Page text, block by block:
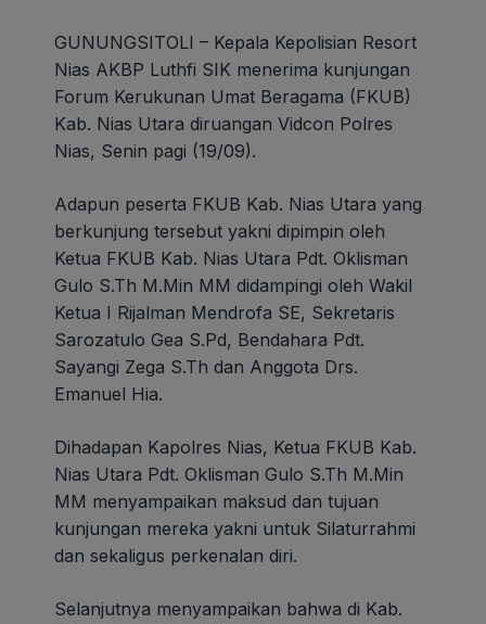
GUNUNGSITOLI – Kepala Kepolisian Resort
Nias AKBP Luthfi SIK menerima kunjungan
Forum Kerukunan Umat Beragama (FKUB)
Kab. Nias Utara diruangan Vidcon Polres
Nias, Senin pagi (19/09).
Adapun peserta FKUB Kab. Nias Utara yang
berkunjung tersebut yakni dipimpin oleh
Ketua FKUB Kab. Nias Utara Pdt. Oklisman
Gulo S.Th M.Min MM didampingi oleh Wakil
Ketua I Rijalman Mendrofa SE, Sekretaris
Sarozatulo Gea S.Pd, Bendahara Pdt.
Sayangi Zega S.Th dan Anggota Drs.
Emanuel Hia.
Dihadapan Kapolres Nias, Ketua FKUB Kab.
Nias Utara Pdt. Oklisman Gulo S.Th M.Min
MM menyampaikan maksud dan tujuan
kunjungan mereka yakni untuk Silaturrahmi
dan sekaligus perkenalan diri.
Selanjutnya menyampaikan bahwa di Kab.